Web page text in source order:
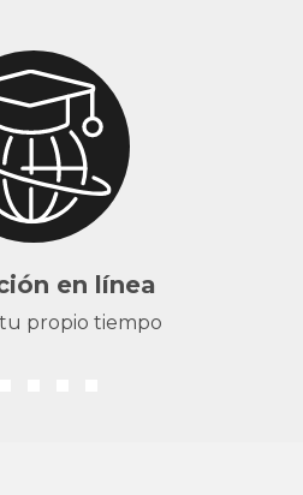
en línea
propio tiempo